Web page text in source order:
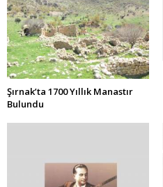
Şırnak’ta 1700 Yıllık Manastır
Bulundu